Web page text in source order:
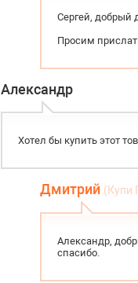
Сергей, добрый
Просим
Александр
Хотел бы купить этот
Дмитрий (Купи
Александр,
спасибо.